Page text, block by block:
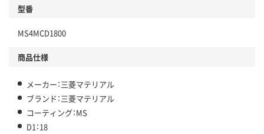
型番
MS4MCD1800
商品仕様
メーカー：三菱マテリアル
ブランド：三菱マテリアル
コーティング：MS
D1：18